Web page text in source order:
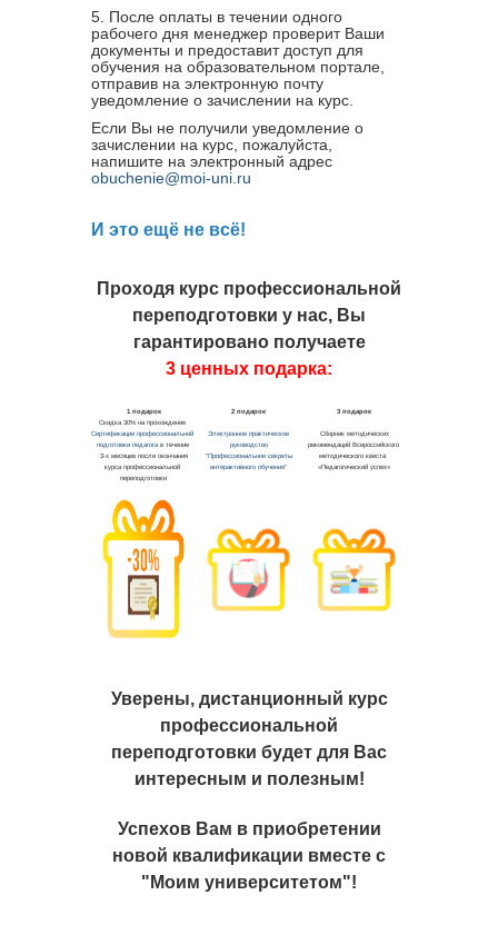
5. После оплаты в течении одного
рабочего дня менеджер проверит Ваши
документы и предоставит доступ для
обучения на образовательном портале,
отправив на электронную почту
уведомление о зачислении на курс.
Если Вы не получили уведомление о
зачислении на курс, пожалуйста,
напишите на электронный адрес
obuchenie@moi-uni.ru
И это ещё не всё!
Проходя курс профессиональной
переподготовки у нас, Вы
гарантировано получаете
3 ценных подарка:
Уверены, дистанционный курс
профессиональной
переподготовки будет для Вас
интересным и полезным!
Успехов Вам в приобретении
новой квалификации вместе с
"Моим университетом"!